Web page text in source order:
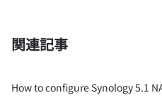
関連記事
How to configure Synology 5.1